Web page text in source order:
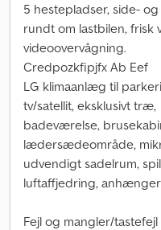
5 hestepladser, side-
rundt om lastbilen, frisk
videoovervågning.
Credpozkfipjfx Ab Eef
LG klimaanlæg til
tv/satellit, eksklusivt træ,
badeværelse,
lædersædeområde,
udvendigt sadelrum,
luftaffjedring,
Fejl og mangler/